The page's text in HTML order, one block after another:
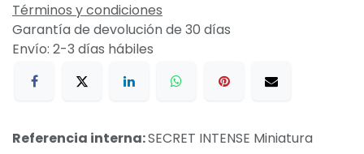
Términos y condiciones
Garantía de devolución de 30 días
Envío: 2-3 días hábiles
Referencia interna:SECRET INTENSE Miniatura